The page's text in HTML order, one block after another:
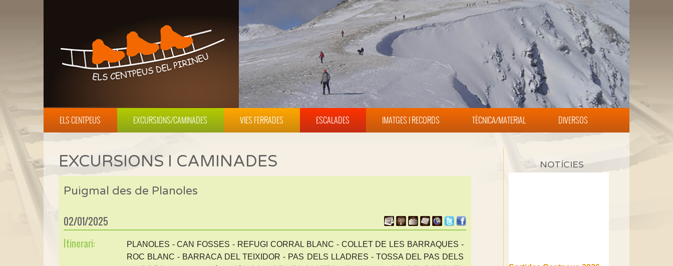
ELS CENTPEUS EXCURSIONS/CAMINADES VIES FERRADES ESCALADES IMATGES I RECORDS TÈCNICA/MATERIAL DIVERSOS
EXCURSIONS I CAMINADES
Puigmal des de Planoles
02/01/2025
Itinerari:
PLANOLES - CAN FOSSES - REFUGI CORRAL BLANC - COLLET DE LES BARRAQUES -
ROC BLANC - BARRACA DEL TEIXIDOR - PAS DELS LLADRES - TOSSA DEL PAS DELS
NOTÍCIES